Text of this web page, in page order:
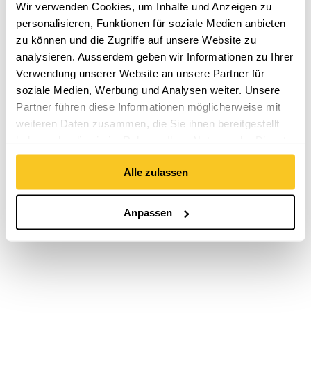
Wir verwenden Cookies, um Inhalte und Anzeigen zu
personalisieren, Funktionen für soziale Medien anbieten
zu können und die Zugriffe auf unsere Website zu
analysieren. Ausserdem geben wir Informationen zu Ihrer
Verwendung unserer Website an unsere Partner für
soziale Medien, Werbung und Analysen weiter. Unsere
Partner führen diese Informationen möglicherweise mit
weiteren Daten zusammen, die Sie ihnen bereitgestellt
gesammelt haben.
Alle zulassen
Anpassen